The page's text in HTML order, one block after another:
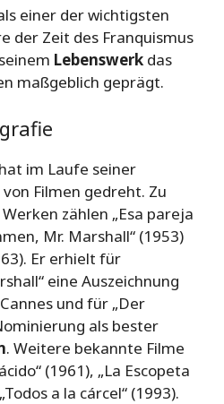
einer der wichtigsten
der Zeit des Franquismus
Lebenswerk das
maßgeblich geprägt.
im Laufe seiner
Filmen gedreht. Zu
zählen „Esa pareja
Mr. Marshall“ (1953)
Er erhielt für
eine Auszeichnung
und für „Der
als bester
. Weitere bekannte Filme
(1961), „La Escopeta
a la cárcel“ (1993).